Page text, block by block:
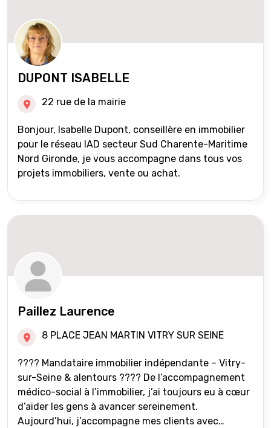
DUPONT ISABELLE
22 rue de la mairie
Bonjour, Isabelle Dupont, conseillère en immobilier
pour le réseau IAD secteur Sud Charente-Maritime
Nord Gironde, je vous accompagne dans tous vos
projets immobiliers, vente ou achat.
Paillez Laurence
8 PLACE JEAN MARTIN VITRY SUR SEINE
???? Mandataire immobilier indépendante – Vitry-
sur-Seine & alentours ???? De l’accompagnement
médico-social à l’immobilier, j’ai toujours eu à cœur
d’aider les gens à avancer sereinement.
Aujourd’hui, j’accompagne mes clients avec